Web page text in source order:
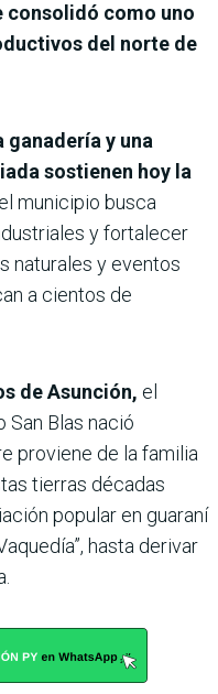
consolidó como uno
del norte de
y una
sostienen hoy la
municipio busca
y fortalecer
naturales y eventos
a cientos de
de Asunción, el
Blas nació
proviene de la familia
tierras décadas
popular en guaraní
hasta derivar